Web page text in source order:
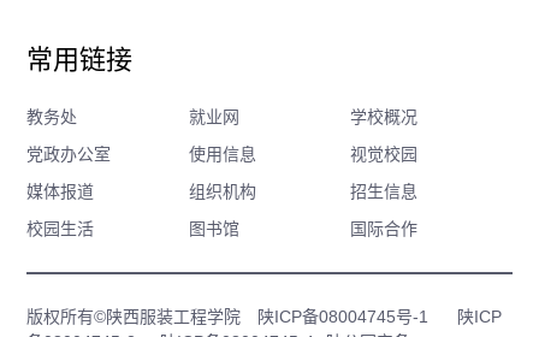
常用链接
教务处 就业网
学校概况
党政办公室
使用信息
视觉校园
媒体报道
组织机构
招生信息
校园生活
图书馆 国际合作
版权所有©陕西服装工程学院 陕ICP备08004745号-1
陕ICP